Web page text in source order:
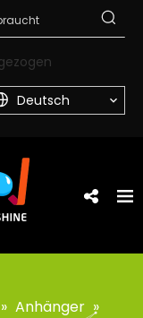
Deutsch
» Anhänger »